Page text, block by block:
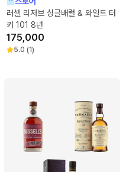
러셀 리저브 싱글배럴 & 와일드 터
키 101 8년
175,000
5.0 (1)